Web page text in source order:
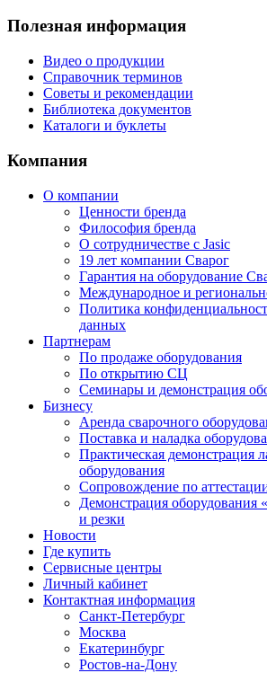
Полезная информация
Видео о продукции
Справочник терминов
Советы и рекомендации
Библиотека документов
Каталоги и буклеты
Компания
О компании
Ценности бренда
Философия бренда
О сотрудничестве с Jasic
19 лет компании Сварог
Гарантия на оборудование
Международное и
Политика
данных
Партнерам
По продаже оборудования
По открытию СЦ
Семинары и демонстрация
Бизнесу
Аренда сварочного
Поставка и наладка
Практическая демонстрация
оборудования
Сопровождение по
Демонстрация оборудования
и резки
Новости
Где купить
Сервисные центры
Личный кабинет
Контактная информация
Санкт-Петербург
Москва
Екатеринбург
Ростов-на-Дону